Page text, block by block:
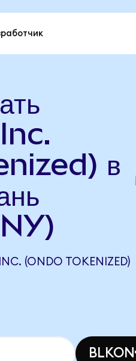
в
(ONDO TOKENIZED)
BLKON